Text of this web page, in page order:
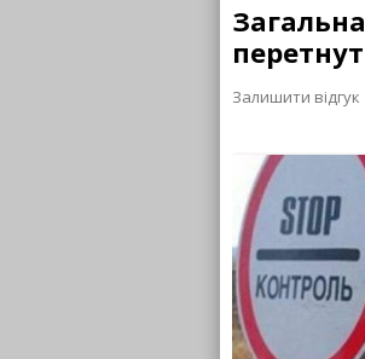
Залишити відгук